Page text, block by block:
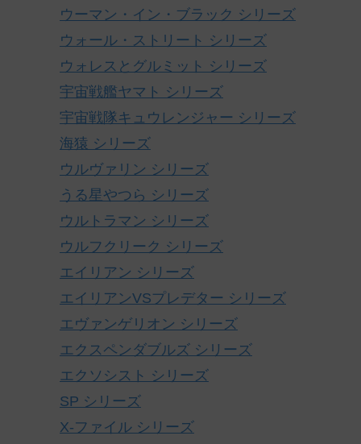
ウーマン・イン・ブラック シリーズ
ウォール・ストリート シリーズ
ウォレスとグルミット シリーズ
宇宙戦艦ヤマト シリーズ
宇宙戦隊キュウレンジャー シリーズ
海猿 シリーズ
ウルヴァリン シリーズ
うる星やつら シリーズ
ウルトラマン シリーズ
ウルフクリーク シリーズ
エイリアン シリーズ
エイリアンVSプレデター シリーズ
エヴァンゲリオン シリーズ
エクスペンダブルズ シリーズ
エクソシスト シリーズ
SP シリーズ
X-ファイル シリーズ